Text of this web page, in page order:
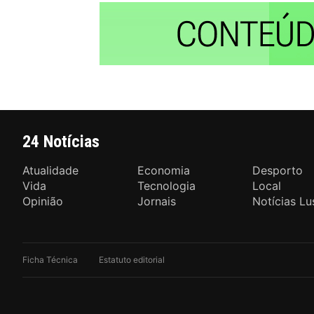
24 Notícias
Atualidade Economia
Desporto
Vida
Tecnologia
Local
Opinião
Jornais Notícias
Ficha Técnica Estatuto editorial